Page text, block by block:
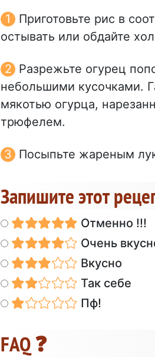
Приготовьте рис в
остывать или обдайте
Разрежьте огурец
небольшими кусочками.
мякотью огурца,
трюфелем.
Посыпьте жареным
Запишите этот
Отменно !!!
Очень
Вкусно
Так себе
Пф!
FAQ ❓